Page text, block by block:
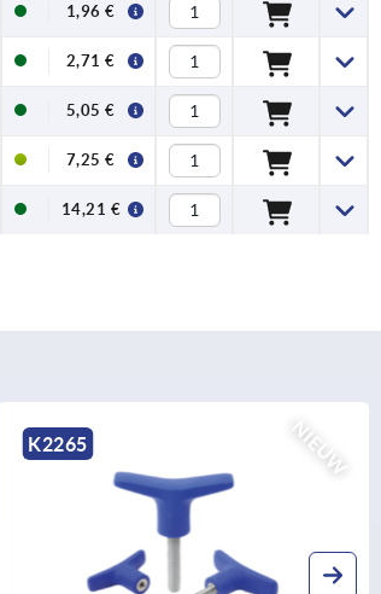
1,96 €
2,71 €
5,05 €
7,25 €
14,21 €
K0274